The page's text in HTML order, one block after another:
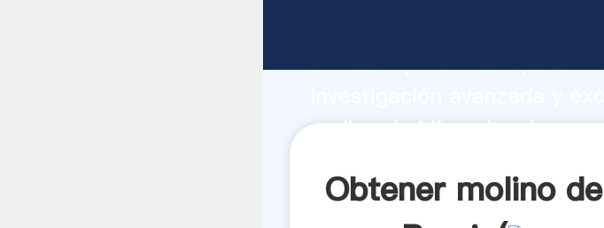
fuerte capacidad de
molino de Minerales de oro
Obtener molino